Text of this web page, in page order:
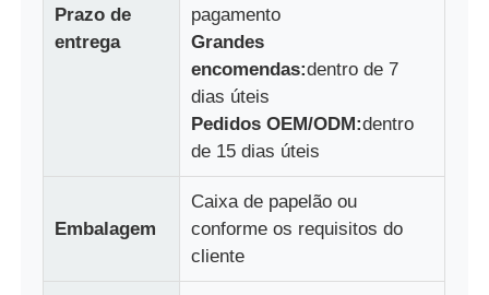
Prazo de
entrega
pagamento
Grandes
encomendas:dentro de 7
dias úteis
Pedidos OEM/ODM:dentro
de 15 dias úteis
Embalagem
Caixa de papelão ou
conforme os requisitos do
cliente